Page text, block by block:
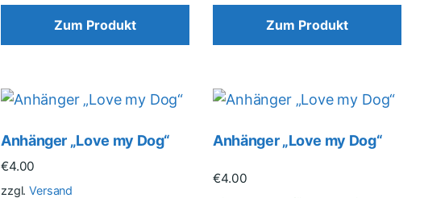
Zum Produkt Zum Produkt
Anhänger „Love my Dog“
€4.00
zzgl.Versand
Anhänger „Love my Dog“
€4.00